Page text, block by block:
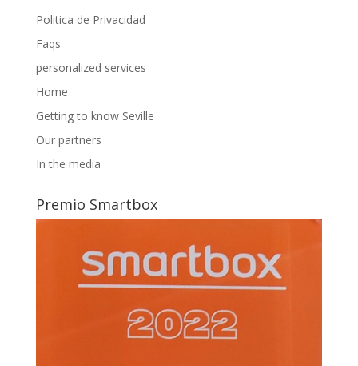
Politica de Privacidad
Faqs
personalized services
Home
Getting to know Seville
Our partners
In the media
Premio Smartbox